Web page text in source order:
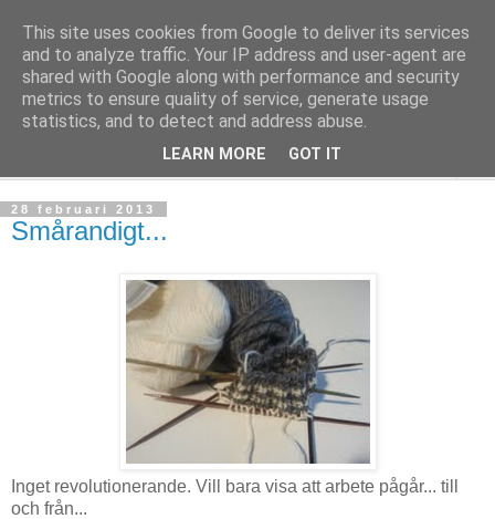
mönsterlöst
virkning och stickning maskor och varv, mönsterlöst
28 februari 2013
Smårandigt...
Inget revolutionerande. Vill bara visa att arbete pågår... till
och från...
This site uses cookies from Google to deliver its services
and to analyze traffic. Your IP address and user-agent are
shared with Google along with performance and security
metrics to ensure quality of service, generate usage
statistics, and to detect and address abuse.
LEARN MORE GOT IT